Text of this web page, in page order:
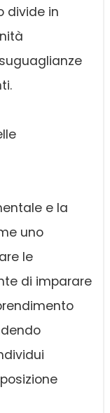
divide in
e la
uno
le
di imparare